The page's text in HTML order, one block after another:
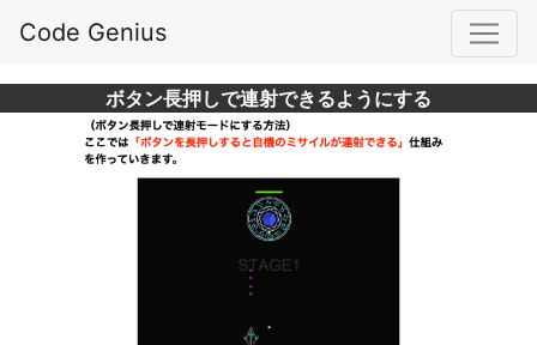
Code Genius
ボタン長押しで連射できるようにする